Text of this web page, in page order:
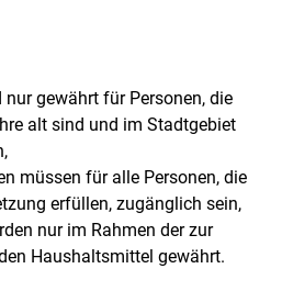
gewährt für Personen, die
alt sind und im Stadtgebiet
müssen für alle Personen, die
erfüllen, zugänglich sein,
nur im Rahmen der zur
Haushaltsmittel gewährt.